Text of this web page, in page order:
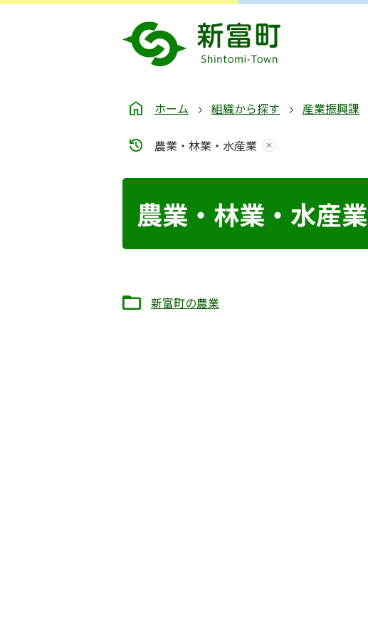
ホーム 組織から探す 産業振興課
農業・林業・水産業
農業・林業・水産業
新富町の農業